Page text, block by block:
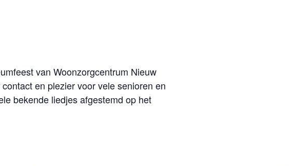
van Woonzorgcentrum Nieuw
en plezier voor vele senioren en
bekende liedjes afgestemd op het